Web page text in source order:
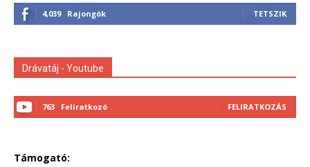
4,039 Rajongók TETSZIK
Drávatáj - Youtube
763 Feliratkozó FELIRATKOZÁS
Támogató: